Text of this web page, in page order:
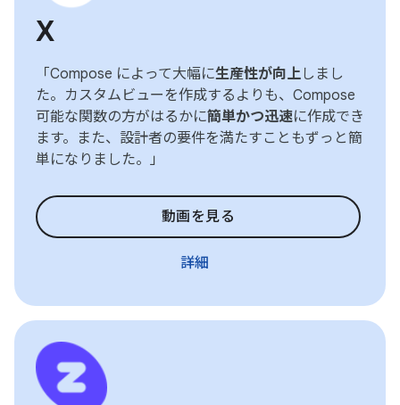
X
「Compose によって大幅に生産性が向上 しまし
た。カスタムビューを作成するよりも、Compose
可能な関数の方がはるかに簡単かつ迅速に作成でき
ます。また、設計者の要件を満たすこともずっと簡
単になりました。」
動画を見る
詳細